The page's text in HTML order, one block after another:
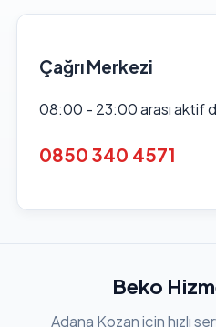
Çağrı Merkezi
08:00 - 23:00 arası aktif
0850 340 4571
Beko
Adana Kozan için hızlı